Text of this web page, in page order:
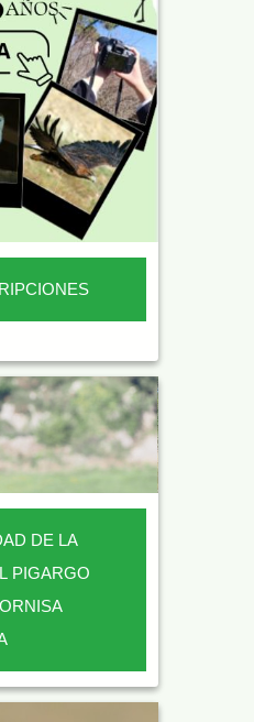
DE LA
PIGARGO